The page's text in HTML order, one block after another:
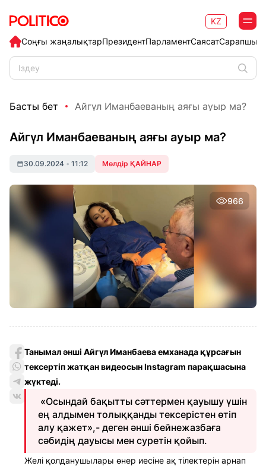
Соңғы жаңалықтарПрезидентПарламентСаясат
KZ
Басты бет Айгүл Иманбаеваның аяғы ауыр ма?
Айгүл Иманбаеваның аяғы ауыр ма?
30.09.2024 • 11:12 Мөлдір ҚАЙНАР
966
Танымал әнші Айгүл Иманбаева емханада құрсағын
тексертіп жатқан видеосын Instagram парақшасына
жүктеді.
«Осындай бақытты сәттермен қауышу үшін
ең алдымен толыққанды тексерістен өтіп
алу қажет»,- деген әнші бейнежазбаға
сәбидің дауысы мен суретін қойып.
Желі қолданушылары өнер иесіне ақ тілектерін арнап